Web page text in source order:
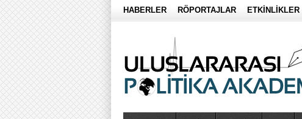
HABERLER RÖPORTAJLAR ETKİNLİKLER